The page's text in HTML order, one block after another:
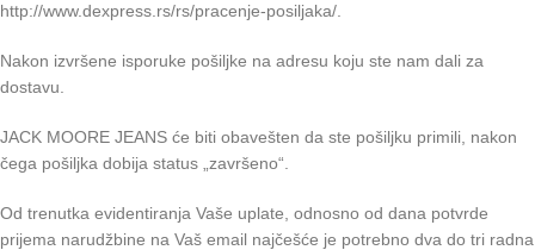
http://www.dexpress.rs/rs/pracenje-posiljaka/.
Nakon izvršene isporuke pošiljke na adresu koju ste nam dali za
dostavu.
JACK MOORE JEANS će biti obavešten da ste pošiljku primili, nakon
čega pošiljka dobija status „završeno“.
Od trenutka evidentiranja Vaše uplate, odnosno od dana potvrde
prijema narudžbine na Vaš email najčešće je potrebno dva do tri radna